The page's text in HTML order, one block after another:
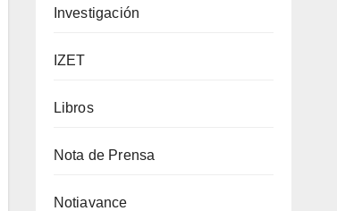
Investigación
IZET
Libros
Nota de Prensa
Notiavance